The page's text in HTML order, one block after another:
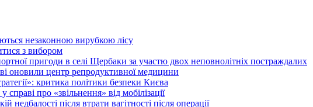
незаконною вирубкою лісу
з вибором
пригоди в селі Щербаки за участю двох неповнолітніх постраждалих
оновили центр репродуктивної медицини
критика політики безпеки Києва
про «звільнення» від мобілізації
недбалості після втрати вагітності після операції